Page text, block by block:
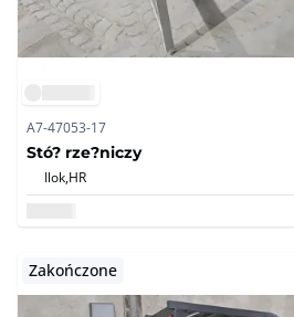
A7-47053-17
Stó? rze?niczy
Ilok,HR
Zakończone